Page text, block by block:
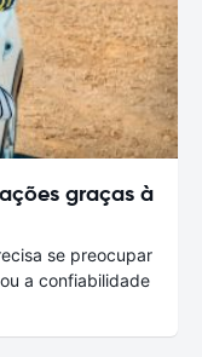
graças à
se preocupar
a confiabilidade